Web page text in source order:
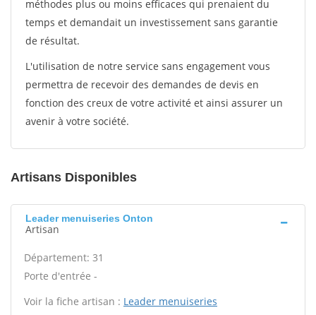
méthodes plus ou moins efficaces qui prenaient du
temps et demandait un investissement sans garantie
de résultat.
L'utilisation de notre service sans engagement vous
permettra de recevoir des demandes de devis en
fonction des creux de votre activité et ainsi assurer un
avenir à votre société.
Artisans Disponibles
Leader menuiseries Onton
Artisan
Département: 31
Porte d'entrée -
Voir la fiche artisan : Leader menuiseries